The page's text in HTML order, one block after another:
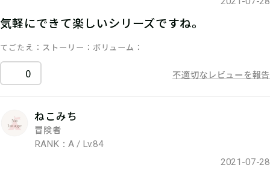
気軽にできて楽しいシリーズですね。
てごたえ ストーリー ボリューム
0 不適切なレビューを報告
ねこみち
冒険者
RANK：A / Lv.84
2021-07-28